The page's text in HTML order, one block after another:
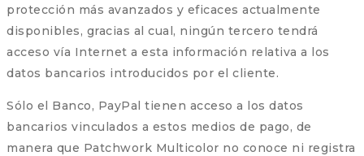
protección más avanzados y eficaces actualmente
disponibles, gracias al cual, ningún tercero tendrá
acceso vía Internet a esta información relativa a los
datos bancarios introducidos por el cliente.
Sólo el Banco, PayPal tienen acceso a los datos
bancarios vinculados a estos medios de pago, de
manera que Patchwork Multicolor no conoce ni registra